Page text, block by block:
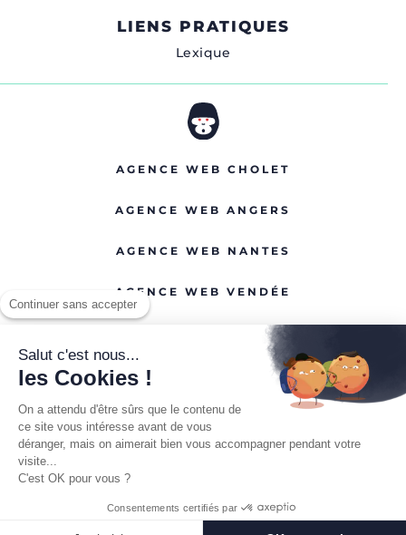
LIENS PRATIQUES
Lexique
AGENCE WEB CHOLET
AGENCE WEB ANGERS
AGENCE WEB NANTES
AGENCE WEB VENDÉE
Mentions légales
Politique de confidentialité
CGV
Charte d'engagement PSH
Réalisé avec❤️par Makeo - Agence web Cholet -
Continuer sans accepter
Salut c'est nous...
les Cookies !
On a attendu d'être sûrs que le contenu de
ce site vous intéresse avant de vous
déranger, mais on aimerait bien vous accompagner pendant votre
visite...
C'est OK pour vous ?
Consentements certifiés par